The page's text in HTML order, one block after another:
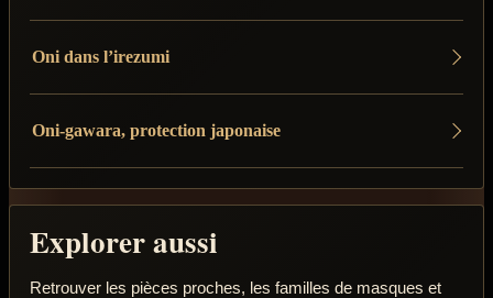
Oni dans l’irezumi
Oni-gawara, protection japonaise
Explorer aussi
Retrouver les pièces proches, les familles de masques et